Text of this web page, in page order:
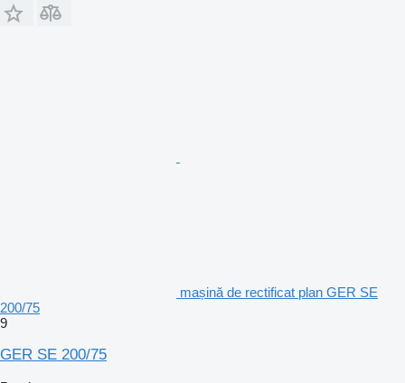
mașină de rectificat plan GER SE
200/75
9
GER SE 200/75